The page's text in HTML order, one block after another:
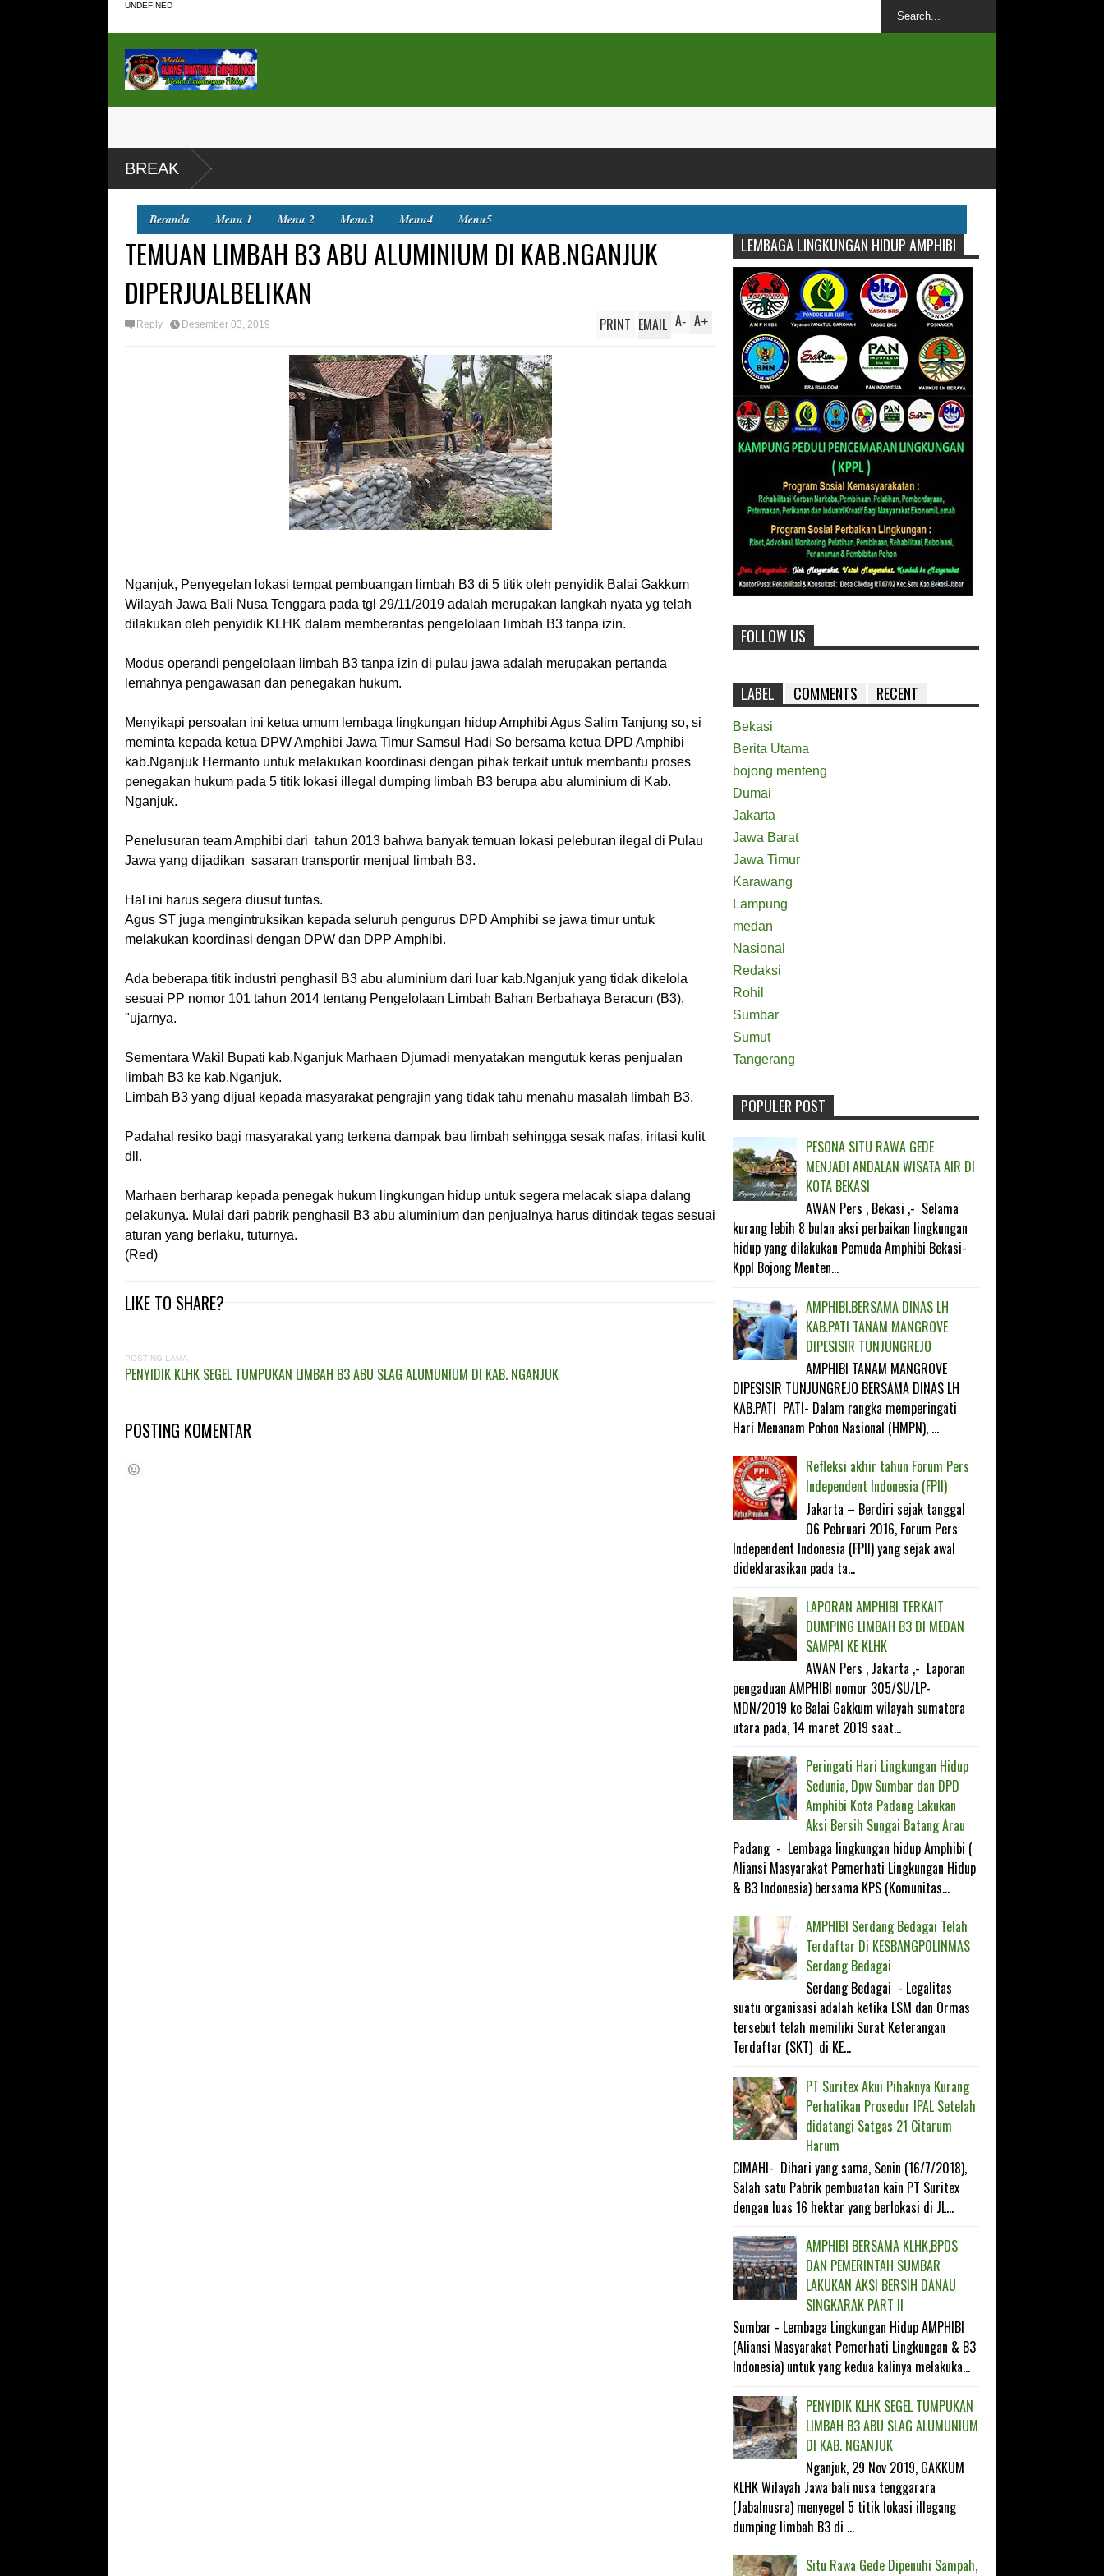
UNDEFINED
BREAK
Beranda Menu 1 Menu 2 Menu3 Menu4 Menu5
TEMUAN LIMBAH B3 ABU ALUMINIUM DI KAB.NGANJUK
DIPERJUALBELIKAN
Reply Desember 03, 2019 A+
A-
PRINT EMAIL
Nganjuk, Penyegelan lokasi tempat pembuangan limbah B3 di 5 titik oleh penyidik Balai Gakkum
Wilayah Jawa Bali Nusa Tenggara pada tgl 29/11/2019 adalah merupakan langkah nyata yg telah
dilakukan oleh penyidik KLHK dalam memberantas pengelolaan limbah B3 tanpa izin.
Modus operandi pengelolaan limbah B3 tanpa izin di pulau jawa adalah merupakan pertanda
lemahnya pengawasan dan penegakan hukum.
Menyikapi persoalan ini ketua umum lembaga lingkungan hidup Amphibi Agus Salim Tanjung so, si
meminta kepada ketua DPW Amphibi Jawa Timur Samsul Hadi So bersama ketua DPD Amphibi
kab.Nganjuk Hermanto untuk melakukan koordinasi dengan pihak terkait untuk membantu proses
penegakan hukum pada 5 titik lokasi illegal dumping limbah B3 berupa abu aluminium di Kab.
Nganjuk.
Penelusuran team Amphibi dari tahun 2013 bahwa banyak temuan lokasi peleburan ilegal di Pulau
Jawa yang dijadikan sasaran transportir menjual limbah B3.
Hal ini harus segera diusut tuntas.
Agus ST juga mengintruksikan kepada seluruh pengurus DPD Amphibi se jawa timur untuk
melakukan koordinasi dengan DPW dan DPP Amphibi.
Ada beberapa titik industri penghasil B3 abu aluminium dari luar kab.Nganjuk yang tidak dikelola
sesuai PP nomor 101 tahun 2014 tentang Pengelolaan Limbah Bahan Berbahaya Beracun (B3),
"ujarnya.
Sementara Wakil Bupati kab.Nganjuk Marhaen Djumadi menyatakan mengutuk keras penjualan
limbah B3 ke kab.Nganjuk.
Limbah B3 yang dijual kepada masyarakat pengrajin yang tidak tahu menahu masalah limbah B3.
Padahal resiko bagi masyarakat yang terkena dampak bau limbah sehingga sesak nafas, iritasi kulit
dll.
Marhaen berharap kepada penegak hukum lingkungan hidup untuk segera melacak siapa dalang
pelakunya. Mulai dari pabrik penghasil B3 abu aluminium dan penjualnya harus ditindak tegas sesuai
aturan yang berlaku, tuturnya.
(Red)
LIKE TO SHARE?
POSTING LAMA
PENYIDIK KLHK SEGEL TUMPUKAN LIMBAH B3 ABU SLAG ALUMUNIUM DI KAB. NGANJUK
POSTING KOMENTAR
LEMBAGA LINGKUNGAN HIDUP AMPHIBI
FOLLOW US
LABEL COMMENTS RECENT
Bekasi
Berita Utama
bojong menteng
Dumai
Jakarta
Jawa Barat
Jawa Timur
Karawang
Lampung
medan
Nasional
Redaksi
Rohil
Sumbar
Sumut
Tangerang
FOLLOW ON TWITTER
LIKE ON FACEBOOK
SUBSCRIBE ON YOUTUBE
FOLLOW ON INSTAGRAM
POPULER POST
PESONA SITU RAWA GEDE
MENJADI ANDALAN WISATA AIR DI
KOTA BEKASI
AWAN Pers , Bekasi ,- Selama
kurang lebih 8 bulan aksi perbaikan lingkungan
hidup yang dilakukan Pemuda Amphibi Bekasi-
Kppl Bojong Menten...
AMPHIBI.BERSAMA DINAS LH
KAB.PATI TANAM MANGROVE
DIPESISIR TUNJUNGREJO
AMPHIBI TANAM MANGROVE
DIPESISIR TUNJUNGREJO BERSAMA DINAS LH
KAB.PATI PATI- Dalam rangka memperingati
Hari Menanam Pohon Nasional (HMPN), ...
Refleksi akhir tahun Forum Pers
Independent Indonesia (FPII)
Jakarta – Berdiri sejak tanggal
06 Pebruari 2016, Forum Pers
Independent Indonesia (FPII) yang sejak awal
dideklarasikan pada ta...
LAPORAN AMPHIBI TERKAIT
DUMPING LIMBAH B3 DI MEDAN
SAMPAI KE KLHK
AWAN Pers , Jakarta ,- Laporan
pengaduan AMPHIBI nomor 305/SU/LP-
MDN/2019 ke Balai Gakkum wilayah sumatera
utara pada, 14 maret 2019 saat...
Peringati Hari Lingkungan Hidup
Sedunia, Dpw Sumbar dan DPD
Amphibi Kota Padang Lakukan
Aksi Bersih Sungai Batang Arau
Padang - Lembaga lingkungan hidup Amphibi (
Aliansi Masyarakat Pemerhati Lingkungan Hidup
& B3 Indonesia) bersama KPS (Komunitas...
AMPHIBI Serdang Bedagai Telah
Terdaftar Di KESBANGP0LINMAS
Serdang Bedagai
Serdang Bedagai - Legalitas
suatu organisasi adalah ketika LSM dan Ormas
tersebut telah memiliki Surat Keterangan
Terdaftar (SKT) di KE...
PT Suritex Akui Pihaknya Kurang
Perhatikan Prosedur IPAL Setelah
didatangi Satgas 21 Citarum
Harum
CIMAHI- Dihari yang sama, Senin (16/7/2018),
Salah satu Pabrik pembuatan kain PT Suritex
dengan luas 16 hektar yang berlokasi di JL...
AMPHIBI BERSAMA KLHK,BPDS
DAN PEMERINTAH SUMBAR
LAKUKAN AKSI BERSIH DANAU
SINGKARAK PART II
Sumbar - Lembaga Lingkungan Hidup AMPHIBI
(Aliansi Masyarakat Pemerhati Lingkungan & B3
Indonesia) untuk yang kedua kalinya melakuka...
PENYIDIK KLHK SEGEL TUMPUKAN
LIMBAH B3 ABU SLAG ALUMUNIUM
DI KAB. NGANJUK
Nganjuk, 29 Nov 2019, GAKKUM
KLHK Wilayah Jawa bali nusa tenggarara
(Jabalnusra) menyegel 5 titik lokasi illegang
dumping limbah B3 di ...
Situ Rawa Gede Dipenuhi Sampah,